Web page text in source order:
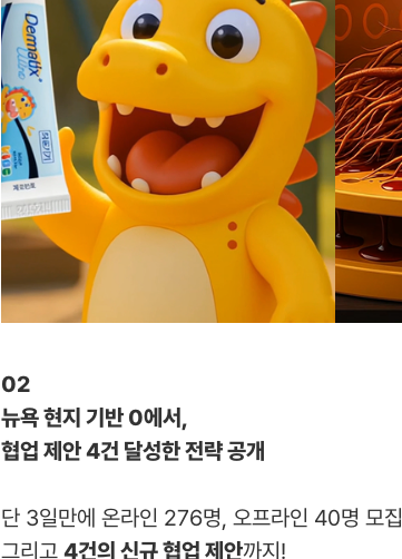
02
뉴욕 현지 기반 0에서,
협업 제안 4건 달성한 전략 공개
단 3일만에 온라인 276명, 오프라인 40명 모집
그리고 4건의 신규 협업 제안까지!